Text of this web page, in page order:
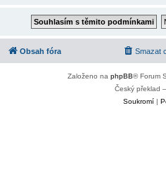
Obsah fóra Smazat
Založeno na phpBB® Forum
Český překlad –
Soukromí|